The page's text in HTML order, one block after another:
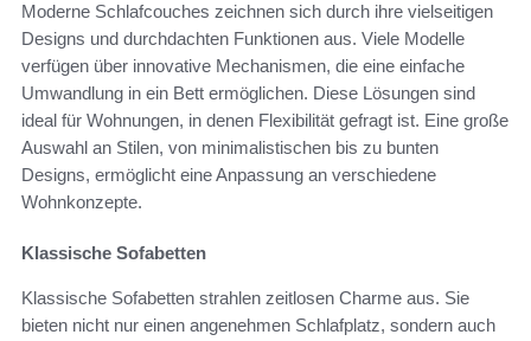
Moderne Schlafcouches zeichnen sich durch ihre vielseitigen
Designs und durchdachten Funktionen aus. Viele Modelle
verfügen über innovative Mechanismen, die eine einfache
Umwandlung in ein Bett ermöglichen. Diese Lösungen sind
ideal für Wohnungen, in denen Flexibilität gefragt ist. Eine große
Auswahl an Stilen, von minimalistischen bis zu bunten
Designs, ermöglicht eine Anpassung an verschiedene
Wohnkonzepte.
Klassische Sofabetten
Klassische Sofabetten strahlen zeitlosen Charme aus. Sie
bieten nicht nur einen angenehmen Schlafplatz, sondern auch